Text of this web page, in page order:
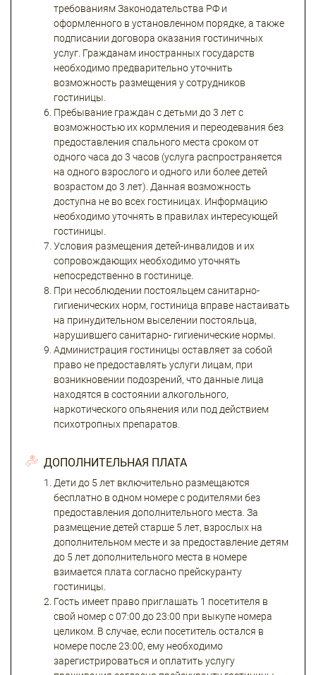
требованиям Законодательства РФ и
оформленного в установленном порядке, а также
подписании договора оказания гостиничных
услуг. Гражданам иностранных государств
необходимо предварительно уточнить
возможность размещения у сотрудников
гостиницы.
Пребывание граждан с детьми до 3 лет с
возможностью их кормления и переодевания без
предоставления спального места сроком от
одного часа до 3 часов (услуга распространяется
на одного взрослого и одного или более детей
возрастом до 3 лет). Данная возможность
доступна не во всех гостиницах. Информацию
необходимо уточнять в правилах интересующей
гостиницы.
Условия размещения детей-инвалидов и их
сопровождающих необходимо уточнять
непосредственно в гостинице.
При несоблюдении постояльцем санитарно-
гигиенических норм, гостиница вправе настаивать
на принудительном выселении постояльца,
нарушившего санитарно- гигиенические нормы.
Администрация гостиницы оставляет за собой
право не предоставлять услуги лицам, при
возникновении подозрений, что данные лица
находятся в состоянии алкогольного,
наркотического опьянения или под действием
психотропных препаратов.
ДОПОЛНИТЕЛЬНАЯ ПЛАТА
Дети до 5 лет включительно размещаются
бесплатно в одном номере с родителями без
предоставления дополнительного места. За
размещение детей старше 5 лет, взрослых на
дополнительном месте и за предоставление детям
до 5 лет дополнительного места в номере
взимается плата согласно прейскуранту
гостиницы.
Гость имеет право приглашать 1 посетителя в
свой номер с 07:00 до 23:00 при выкупе номера
целиком. В случае, если посетитель остался в
номере после 23:00, ему необходимо
зарегистрироваться и оплатить услугу